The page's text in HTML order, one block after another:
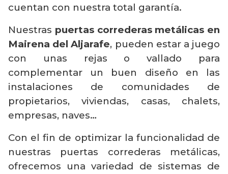
cuentan con nuestra total garantía.
Nuestras puertas correderas metálicas en
Mairena del Aljarafe, pueden estar a juego
con unas rejas o vallado para
complementar un buen diseño en las
instalaciones de comunidades de
propietarios, viviendas, casas, chalets,
empresas, naves…
Con el fin de optimizar la funcionalidad de
nuestras puertas correderas metálicas,
ofrecemos una variedad de sistemas de